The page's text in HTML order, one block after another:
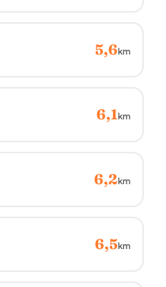
5,6km
6,1km
6,2km
6,5km